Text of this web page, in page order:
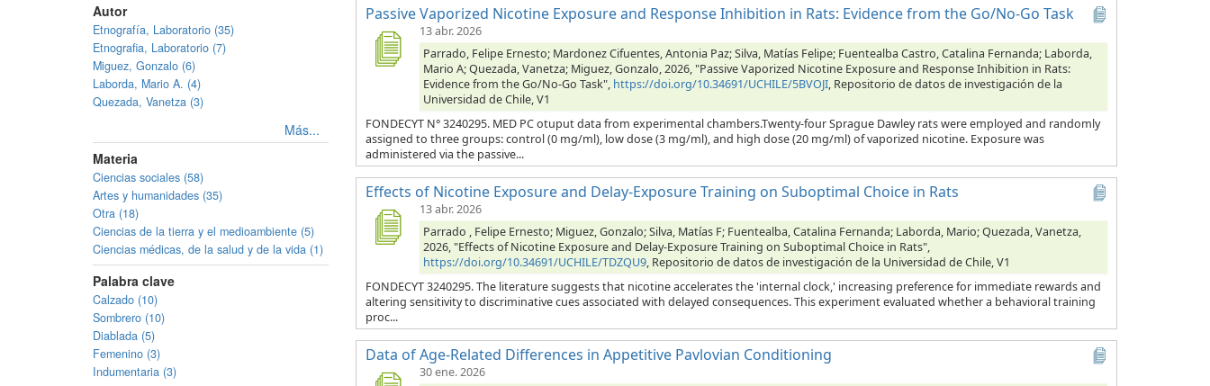
Autor
Etnografía, Laboratorio (35)
Etnografia, Laboratorio (7)
Miguez, Gonzalo (6)
Laborda, Mario A. (4)
Quezada, Vanetza (3)
Más...
Materia
Ciencias sociales (58)
Artes y humanidades (35)
Otra (18)
Ciencias de la tierra y el medioambiente (5)
Ciencias médicas, de la salud y de la vida (1)
Palabra clave
Calzado (10)
Sombrero (10)
Diablada (5)
Femenino (3)
Indumentaria (3)
Passive Vaporized Nicotine Exposure and Response Inhibition in Rats: Evidence from the Go/No-Go Task
13 abr. 2026
Parrado, Felipe Ernesto; Mardonez Cifuentes, Antonia Paz; Silva, Matías Felipe; Fuentealba Castro, Catalina Fernanda; Laborda,
Mario A; Quezada, Vanetza; Miguez, Gonzalo, 2026, "Passive Vaporized Nicotine Exposure and Response Inhibition in Rats:
Evidence from the Go/No-Go Task", https://doi.org/10.34691/UCHILE/5BVOJI, Repositorio de datos de investigación de la
Universidad de Chile, V1
FONDECYT N° 3240295. MED PC otuput data from experimental chambers.Twenty-four Sprague Dawley rats were employed and randomly
assigned to three groups: control (0 mg/ml), low dose (3 mg/ml), and high dose (20 mg/ml) of vaporized nicotine. Exposure was
administered via the passive...
Effects of Nicotine Exposure and Delay-Exposure Training on Suboptimal Choice in Rats
13 abr. 2026
Parrado , Felipe Ernesto; Miguez, Gonzalo; Silva, Matías F; Fuentealba, Catalina Fernanda; Laborda, Mario; Quezada, Vanetza,
2026, "Effects of Nicotine Exposure and Delay-Exposure Training on Suboptimal Choice in Rats",
https://doi.org/10.34691/UCHILE/TDZQU9, Repositorio de datos de investigación de la Universidad de Chile, V1
FONDECYT 3240295. The literature suggests that nicotine accelerates the 'internal clock,' increasing preference for immediate rewards and
altering sensitivity to discriminative cues associated with delayed consequences. This experiment evaluated whether a behavioral training
proc...
Data of Age-Related Differences in Appetitive Pavlovian Conditioning
30 ene. 2026